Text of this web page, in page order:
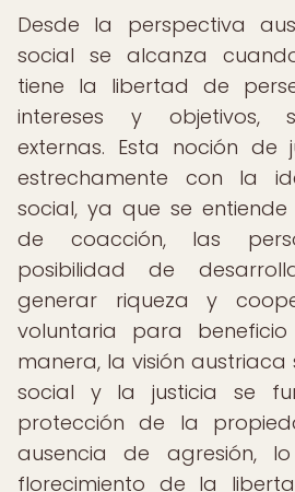
Desde la perspectiva
social se alcanza
tiene la libertad de
intereses y objetivos,
externas. Esta noción de
estrechamente con la
social, ya que se
de coacción, las
posibilidad de
generar riqueza y
voluntaria para
manera, la visión
social y la justicia se
protección de la
ausencia de agresión,
florecimiento de la